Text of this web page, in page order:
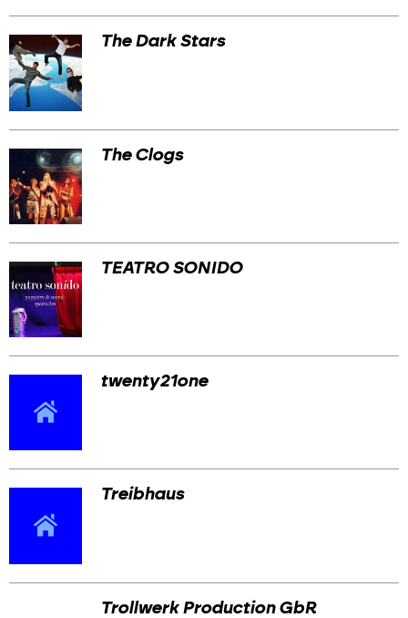
The Dark Stars
The Clogs
TEATRO SONIDO
twenty21one
Treibhaus
Trollwerk Production GbR